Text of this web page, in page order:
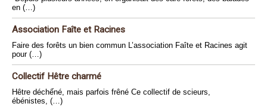
en (…)
Association Faîte et Racines
Faire des forêts un bien commun L’association Faîte et Racines agit
pour (…)
Collectif Hêtre charmé
Hêtre déchếné, mais parfois frêné Ce collectif de scieurs,
ébénistes, (…)